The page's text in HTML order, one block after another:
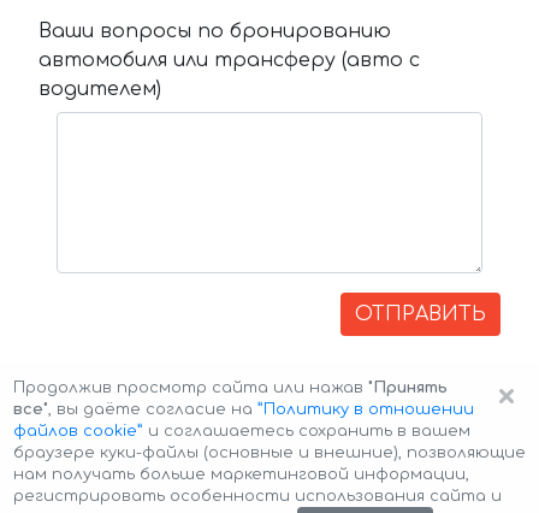
Ваши вопросы по бронированию
автомобиля или трансферу (авто с
водителем)
ОТПРАВИТЬ
×
Продолжив просмотр сайта или нажав "Принять
все", вы даёте согласие на ”Политику в отношении
файлов cookie” и соглашаетесь сохранить в вашем
браузере куки-файлы (основные и внешние), позволяющие
нам получать больше маркетинговой информации,
регистрировать особенности использования сайта и